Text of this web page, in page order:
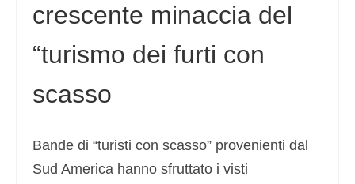
crescente minaccia del
“turismo dei furti con
scasso
Bande di “turisti con scasso” provenienti dal
Sud America hanno sfruttato i visti